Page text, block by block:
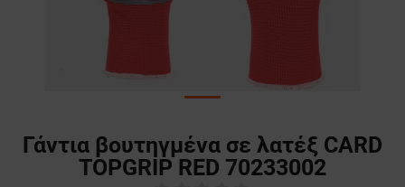
Γάντια βουτηγμένα σε λατέξ CARD
TOPGRIP RED 70233002